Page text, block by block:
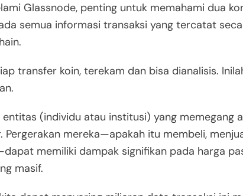
Glassnode, penting untuk memahami dua
semua informasi transaksi yang tercatat
transfer koin, terekam dan bisa dianalisis.
entitas (individu atau institusi) yang memegang
Pergerakan mereka—apakah itu membeli,
memiliki dampak signifikan pada harga
masif.